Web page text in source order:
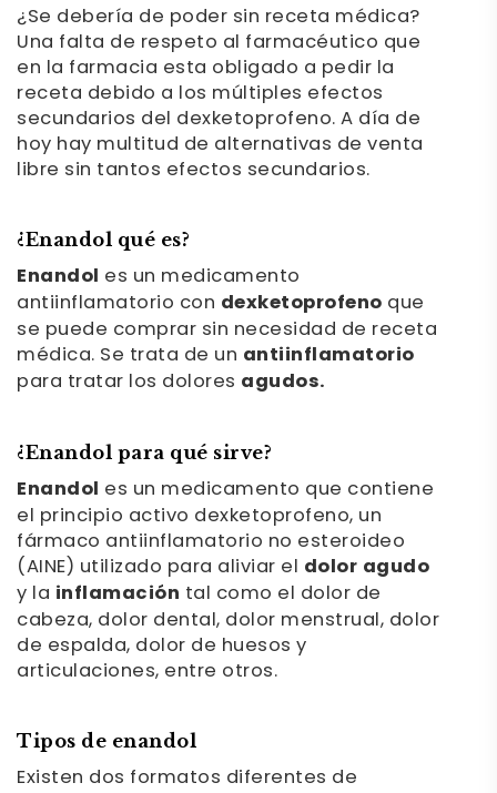
¿Se debería de poder sin receta médica?
Una falta de respeto al farmacéutico que
en la farmacia esta obligado a pedir la
receta debido a los múltiples efectos
secundarios del dexketoprofeno. A día de
hoy hay multitud de alternativas de venta
libre sin tantos efectos secundarios.
¿Enandol qué es?
Enandol es un medicamento
antiinflamatorio con dexketoprofeno que
se puede comprar sin necesidad de receta
médica. Se trata de un antiinflamatorio
para tratar los dolores agudos.
¿Enandol para qué sirve?
Enandol es un medicamento que contiene
el principio activo dexketoprofeno, un
fármaco antiinflamatorio no esteroideo
(AINE) utilizado para aliviar el dolor agudo
y la inflamación tal como el dolor de
cabeza, dolor dental, dolor menstrual, dolor
de espalda, dolor de huesos y
articulaciones, entre otros.
Tipos de enandol
Existen dos formatos diferentes de